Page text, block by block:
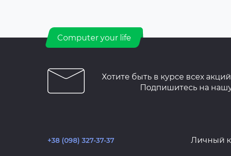
Computer your life
Хотите быть в курсе всех
Подпишитесь на
+38 (098) 327-37-37 Личный